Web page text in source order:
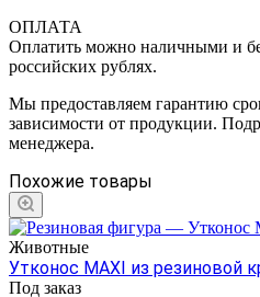
ОПЛАТА
Оплатить можно наличными и
российских рублях.
Мы предоставляем гарантию
зависимости от продукции.
менеджера.
Похожие товары
Животные
Утконос MAXI из резиновой
Под заказ